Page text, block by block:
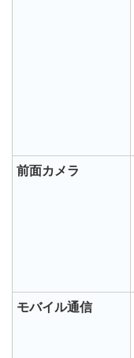
前面カメラ
モバイル通信